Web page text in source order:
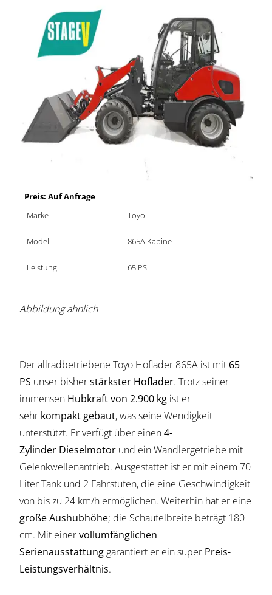
Preis: Auf Anfrage
Marke
Toyo
Modell 865A Kabine
Leistung 65 PS
Abbildung ähnlich
Der allradbetriebene Toyo Hoflader 865A ist mit 65
PS unser bisherstärkster Hoflader. Trotz seiner
immensen Hubkraft von 2.900 kg ist er
sehr kompakt gebaut, was seine Wendigkeit
unterstützt. Er verfügt über einen4-
Zylinder Dieselmotor und ein Wandlergetriebe mit
Gelenkwellenantrieb. Ausgestattet ist er mit einem 70
Liter Tank und 2 Fahrstufen, die eine Geschwindigkeit
von bis zu 24 km/h ermöglichen. Weiterhin hat er eine
große Aushubhöhe; die Schaufelbreite beträgt 180
cm. Mit einervollumfänglichen
Serienausstattung garantiert er ein super Preis-
Leistungsverhältnis.